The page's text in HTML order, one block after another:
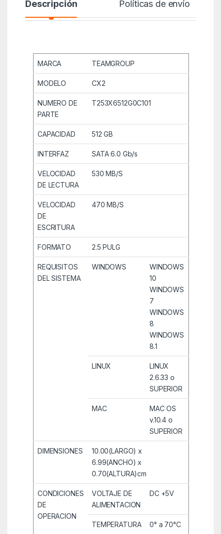
Descripción Políticas de envío
MARCA TEAMGROUP
MODELO CX2
NUMERO DE
PARTE
T253X6512G0C101
CAPACIDAD 512 GB
INTERFAZ SATA 6.0 Gb/s
VELOCIDAD
DE LECTURA
530 MB/S
VELOCIDAD
DE
ESCRITURA
470 MB/S
FORMATO 2.5 PULG
REQUISITOS
DEL SISTEMA
WINDOWS
WINDOWS
10
WINDOWS
7
WINDOWS
8
WINDOWS
8.1
LINUX
LINUX
2.6.33 o
SUPERIOR
MAC
MAC OS
v.10.4 o
SUPERIOR
DIMENSIONES
10.00(LARGO) x
6.99(ANCHO) x
0.70(ALTURA)cm
CONDICIONES
DE
OPERACION
VOLTAJE DE
ALIMENTACION
DC +5V
TEMPERATURA 0° a 70°C